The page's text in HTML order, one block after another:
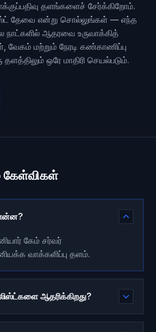
தளங்களைச் சேர்க்கிறோம்.
தேவை என்று சொல்லுங்கள் — எந்த
நாட்களில் ஆதரவை உருவாக்கித்
வேகம் மற்றும் நேரடி கண்காணிப்பு
ஒரே மாதிரி செயல்படும்.
கேள்விகள்
கேம் சர்வர்
வாக்களிப்பு தளம்.
ஆதரிக்கிறது?